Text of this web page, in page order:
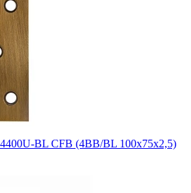
BL CFB (4BB/BL 100x75x2,5)